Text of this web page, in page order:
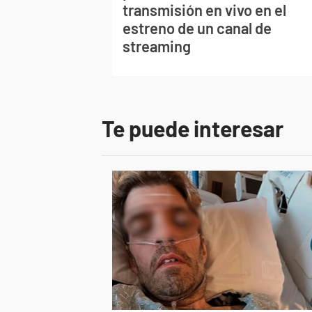
transmisión en vivo en el
estreno de un canal de
streaming
Te puede interesar